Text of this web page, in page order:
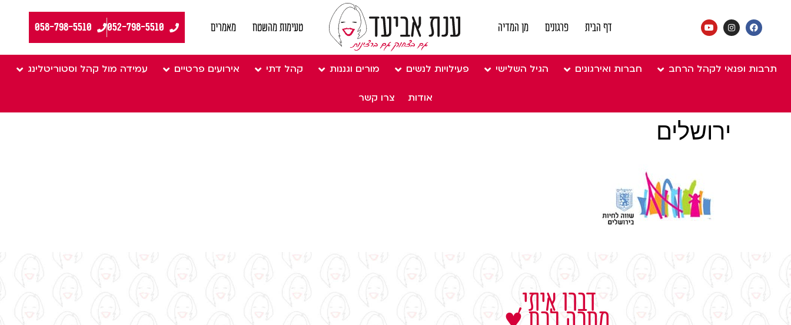
דף הבית פרגונים מן המדיה טעימות מהשטח מאמרים 058-798-5510
תרבות ופנאי לקהל הרחב חברות ואירגונים הגיל השלישי פעילויות לנשים מורים וגננות קהל דתי אירועים פרטיים עמידה מול קהל וסטוריטלינג
אודות צרו קשר
ירושלים
דברו איתי,